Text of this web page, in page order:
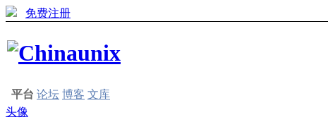
免费注册
平台 论坛 博客 文库
头像